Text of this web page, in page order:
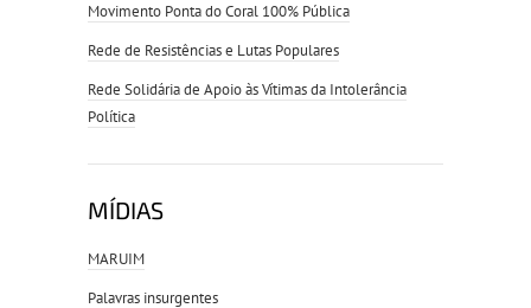
Movimento Ponta do Coral 100% Pública
Rede de Resistências e Lutas Populares
Rede Solidária de Apoio às Vítimas da Intolerância
Política
MÍDIAS
MARUIM
Palavras insurgentes